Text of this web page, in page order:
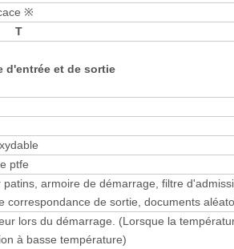
※
d'entrée et de sortie
ptfe
armoire de démarrage, filtre
de sortie, documents
lors du démarrage. (Lorsque la
à basse température)